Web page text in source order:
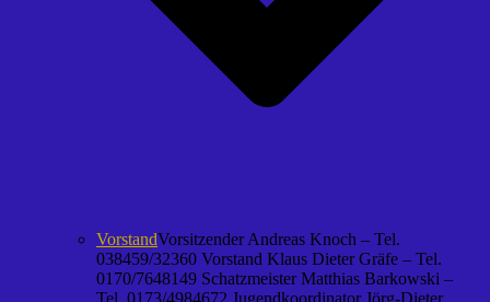
VorstandVorsitzender Andreas Knoch – Tel.
038459/32360 Vorstand Klaus Dieter Gräfe – Tel.
0170/7648149 Schatzmeister Matthias Barkowski –
Tel. 0173/4984672 Jugendkoordinator Jörg-Dieter